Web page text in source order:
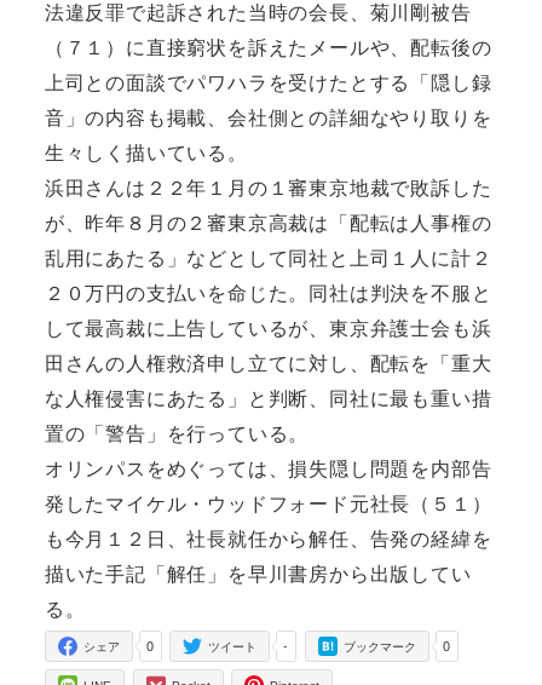
法違反罪で起訴された当時の会長、菊川剛被告
（７１）に直接窮状を訴えたメールや、配転後の
上司との面談でパワハラを受けたとする「隠し録
音」の内容も掲載、会社側との詳細なやり取りを
生々しく描いている。
浜田さんは２２年１月の１審東京地裁で敗訴した
が、昨年８月の２審東京高裁は「配転は人事権の
乱用にあたる」などとして同社と上司１人に計２
２０万円の支払いを命じた。同社は判決を不服と
して最高裁に上告しているが、東京弁護士会も浜
田さんの人権救済申し立てに対し、配転を「重大
な人権侵害にあたる」と判断、同社に最も重い措
置の「警告」を行っている。
オリンパスをめぐっては、損失隠し問題を内部告
発したマイケル・ウッドフォード元社長（５１）
も今月１２日、社長就任から解任、告発の経緯を
描いた手記「解任」を早川書房から出版してい
る。
0
シェア -
ツイート 0
ブックマーク